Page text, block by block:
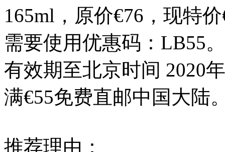
165ml，原价€76，现特
需要使用优惠码：LB55。
有效期至北京时间 2020
满€55免费直邮中国大陆
推荐理由：